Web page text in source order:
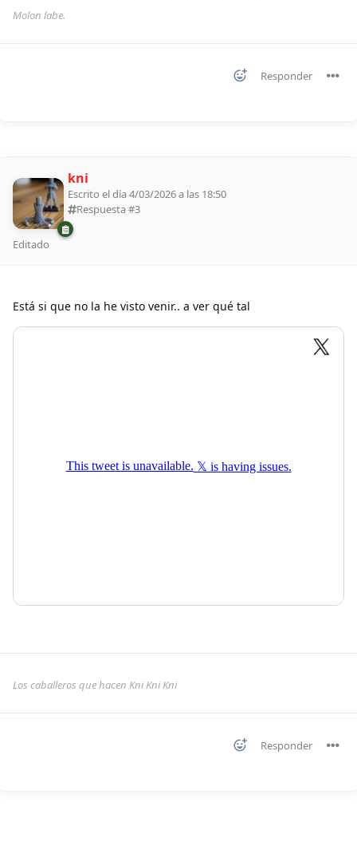
Molon labe.
Responder
kni
Escrito el día 4/03/2026 a las 18:50
Respuesta #3
Editado
Está si que no la he visto venir.. a ver qué tal
Los caballeros que hacen Kni Kni Kni
Responder